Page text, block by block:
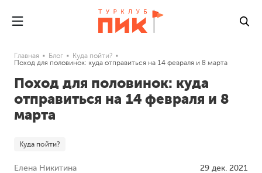
Главная Блог
Куда пойти?
Поход для половинок: куда отправиться на 14 февраля и 8 марта
Поход для половинок: куда
отправиться на 14 февраля и 8
марта
Куда пойти?
Елена Никитина 29 дек. 2021